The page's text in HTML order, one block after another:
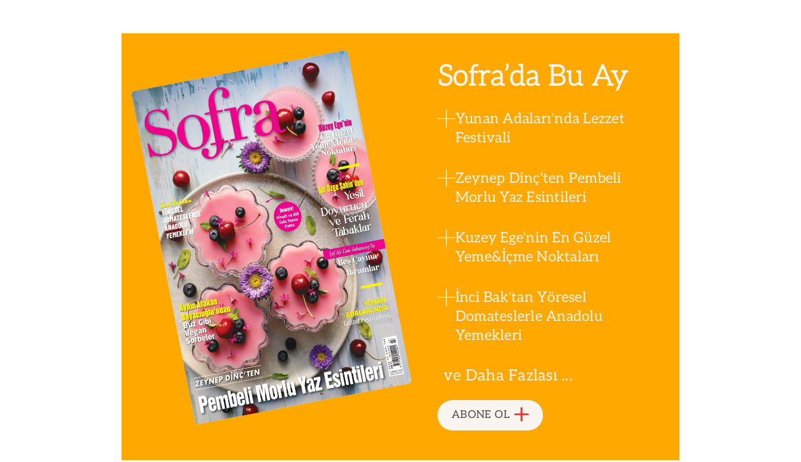
Sofra’da Bu Ay
Yunan Adaları'nda Lezzet
Festivali
Zeynep Dinç'ten Pembeli
Morlu Yaz Esintileri
Kuzey Ege'nin En Güzel
Yeme&İçme Noktaları
İnci Bak'tan Yöresel
Domateslerle Anadolu
Yemekleri
ve Daha Fazlası ...
ABONE OL